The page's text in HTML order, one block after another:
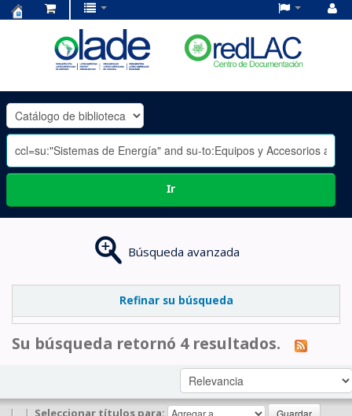
OLADE
-
Ir
Búsqueda avanzada
Refinar su búsqueda
Su búsqueda retornó 4 resultados.
| | Seleccionar títulos para: